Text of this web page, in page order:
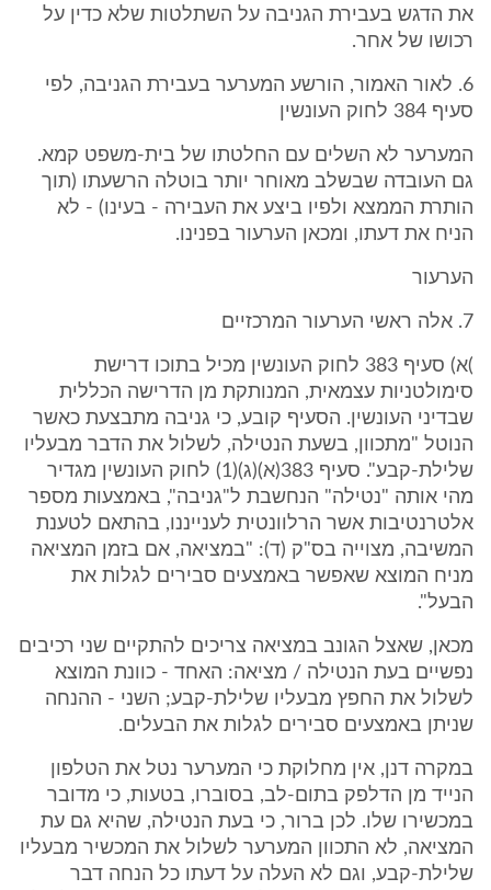
את הדגש בעבירת הגניבה על השתלטות שלא כדין על
רכושו של אחר.
6. לאור האמור, הורשע המערער בעבירת הגניבה, לפי
סעיף 384 לחוק העונשין
המערער לא השלים עם החלטתו של בית-משפט קמא.
גם העובדה שבשלב מאוחר יותר בוטלה הרשעתו (תוך
הותרת הממצא ולפיו ביצע את העבירה - בעינו) - לא
הניח את דעתו, ומכאן הערעור בפנינו.
הערעור
7. אלה ראשי הערעור המרכזיים
)א) סעיף 383 לחוק העונשין מכיל בתוכו דרישת
סימולטניות עצמאית, המנותקת מן הדרישה הכללית
שבדיני העונשין. הסעיף קובע, כי גניבה מתבצעת כאשר
הנוטל "מתכוון, בשעת הנטילה, לשלול את הדבר מבעליו
שלילת-קבע". סעיף 383(א)(ג)(1) לחוק העונשין מגדיר
מהי אותה "נטילה" הנחשבת ל"גניבה", באמצעות מספר
אלטרנטיבות אשר הרלוונטית לענייננו, בהתאם לטענת
המשיבה, מצוייה בס"ק (ד): "במציאה, אם בזמן המציאה
מניח המוצא שאפשר באמצעים סבירים לגלות את
הבעל".
מכאן, שאצל הגונב במציאה צריכים להתקיים שני רכיבים
נפשיים בעת הנטילה / מציאה: האחד - כוונת המוצא
לשלול את החפץ מבעליו שלילת-קבע; השני - ההנחה
שניתן באמצעים סבירים לגלות את הבעלים.
במקרה דנן, אין מחלוקת כי המערער נטל את הטלפון
הנייד מן הדלפק בתום-לב, בסוברו, בטעות, כי מדובר
במכשירו שלו. לכן ברור, כי בעת הנטילה, שהיא גם עת
המציאה, לא התכוון המערער לשלול את המכשיר מבעליו
שלילת-קבע, וגם לא העלה על דעתו כל הנחה דבר